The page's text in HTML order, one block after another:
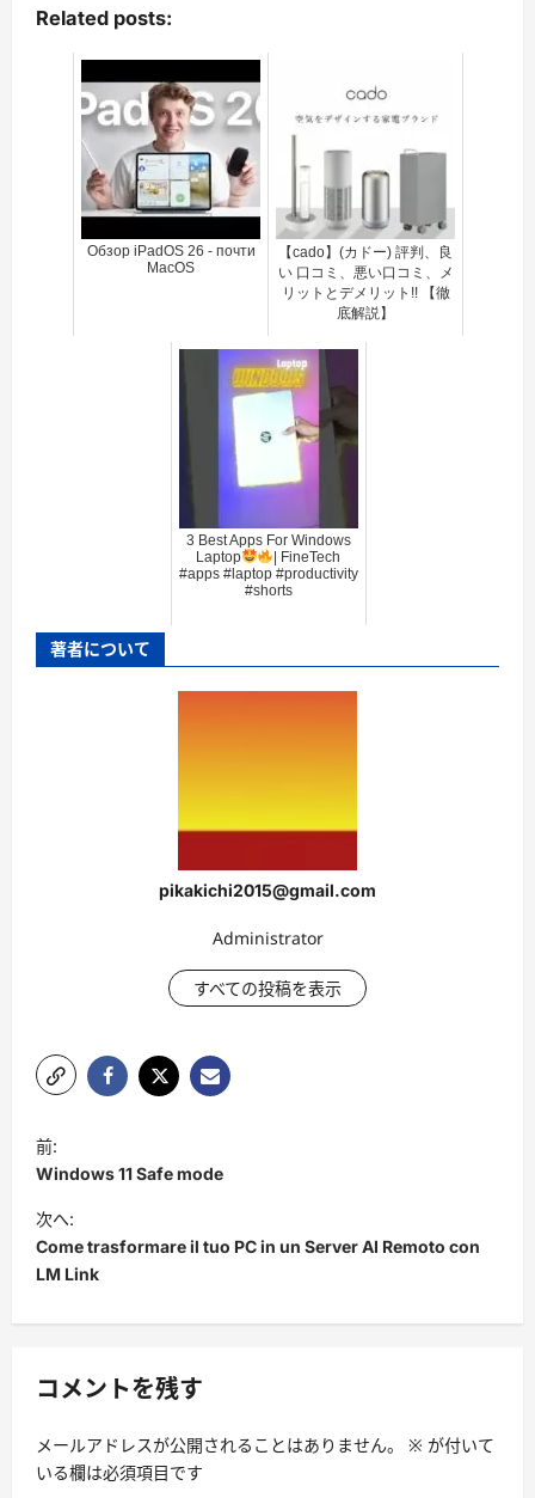
Related posts:
Обзор iPadOS 26 - почти
MacOS
【cado】(カドー) 評判、良
い 口コミ、悪い口コミ、メ
リットとデメリット!! 【徹
底解説】
3 Best Apps For Windows
Laptop
| FineTech
#apps #laptop #productivity
#shorts
著者について
pikakichi2015@gmail.com
Administrator
すべての投稿を表示
投
稿
ナ
ビ
ゲ
ー
ョ
前:
Windows 11 Safe mode
次へ:
Come trasformare il tuo PC in un Server AI Remoto con
LM Link
コメントを残す
メールアドレスが公開されることはありません。 ※ が付いて
いる欄は必須項目です